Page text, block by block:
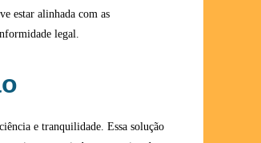
estar alinhada com as
legal.
e tranquilidade. Essa solução